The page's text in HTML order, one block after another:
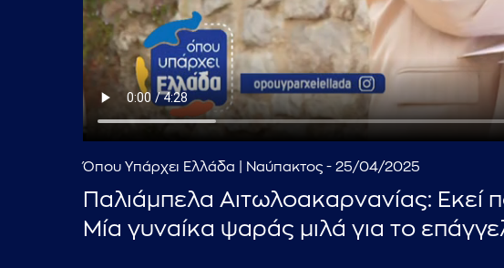
Όπου Υπάρχει Ελλάδα | Ναύπακτος - 25/04/2025
Παλιάμπελα Αιτωλοακαρνανίας: Εκεί
Μία γυναίκα ψαράς μιλά για το